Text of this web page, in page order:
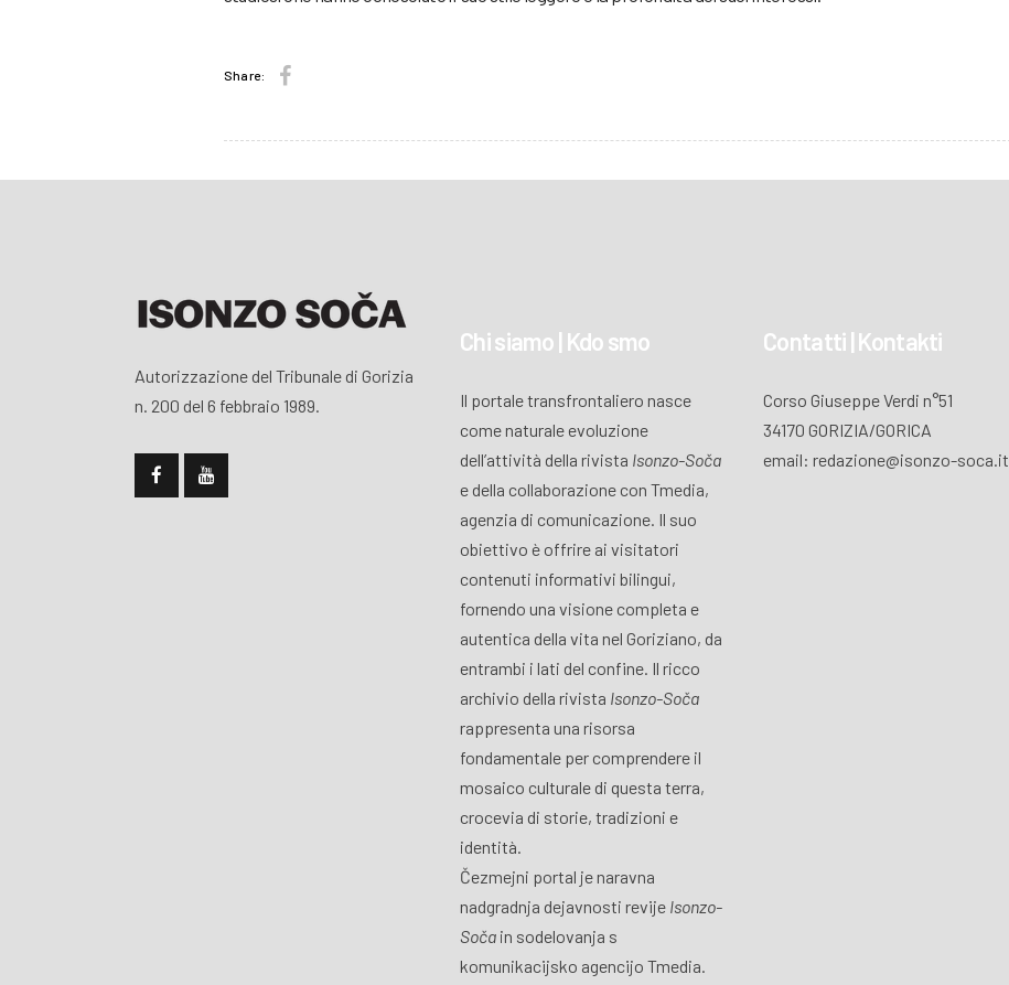
Share:
Autorizzazione del Tribunale di Gorizia
n. 200 del 6 febbraio 1989.
Chi siamo | Kdo smo
Il portale transfrontaliero nasce
come naturale evoluzione
dell’attività della rivista Isonzo-Soča
e della collaborazione con Tmedia,
agenzia di comunicazione. Il suo
obiettivo è offrire ai visitatori
contenuti informativi bilingui,
fornendo una visione completa e
autentica della vita nel Goriziano, da
entrambi i lati del confine. Il ricco
archivio della rivista Isonzo-Soča
rappresenta una risorsa
fondamentale per comprendere il
mosaico culturale di questa terra,
crocevia di storie, tradizioni e
identità.
Čezmejni portal je naravna
nadgradnja dejavnosti revije Isonzo-
Soča in sodelovanja s
komunikacijsko agencijo Tmedia.
Contatti | Kontakti
Corso Giuseppe Verdi n°51
34170 GORIZIA/GORICA
email: redazione@isonzo-soca.it